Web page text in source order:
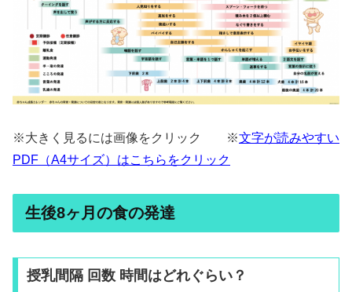
※大きく見るには画像をクリック ※文字が読みやすい
PDF（A4サイズ）はこちらをクリック
生後8ヶ月の食の発達
授乳間隔 回数 時間はどれぐらい？